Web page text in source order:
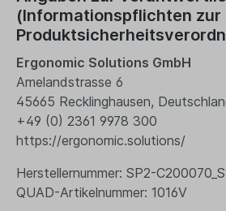
(Informationspflichten zur
Ergonomic Solutions GmbH
Amelandstrasse 6
45665 Recklinghausen,
+49 (0) 2361 9978 300
https://ergonomic.solutions/
Herstellernummer: SP2-
QUAD-Artikelnummer: 1016V